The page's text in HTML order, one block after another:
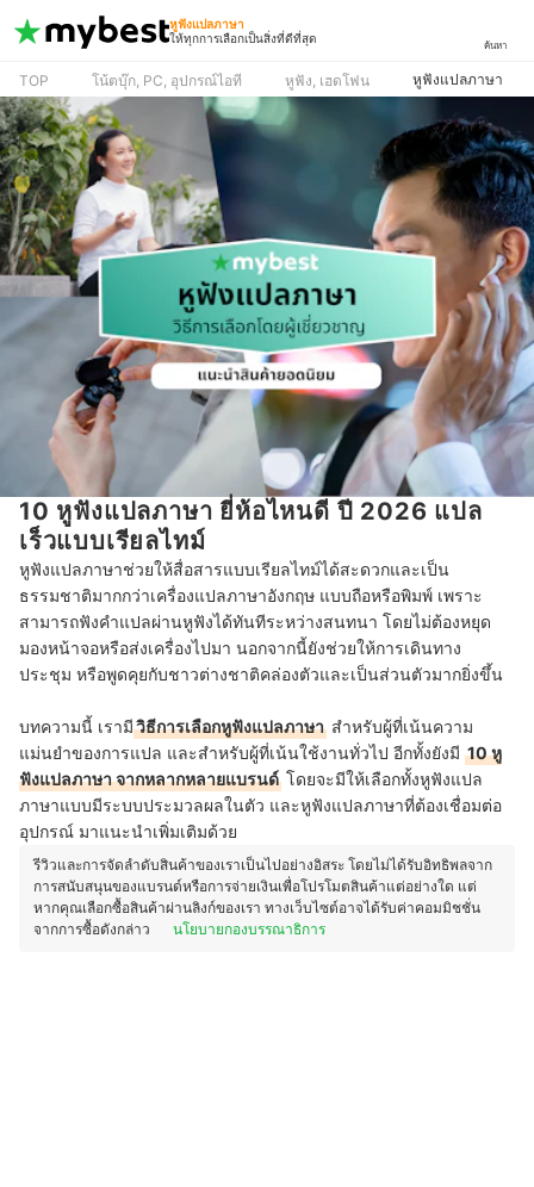
หูฟังแปลภาษา
ให้ทุกการเลือกเป็นสิ่งที่ดีที่สุด
ค้นหา
TOP โน้ตบุ๊ก, PC, อุปกรณ์ไอที หูฟัง, เฮดโฟน หูฟังแปลภาษา
10 หูฟังแปลภาษา ยี่ห้อไหนดี ปี 2026 แปล
เร็วแบบเรียลไทม์
หูฟังแปลภาษาช่วยให้สื่อสารแบบเรียลไทม์ได้สะดวกและเป็น
ธรรมชาติมากกว่าเครื่องแปลภาษาอังกฤษ แบบถือหรือพิมพ์ เพราะ
สามารถฟังคำแปลผ่านหูฟังได้ทันทีระหว่างสนทนา โดยไม่ต้องหยุด
มองหน้าจอหรือส่งเครื่องไปมา นอกจากนี้ยังช่วยให้การเดินทาง
ประชุม หรือพูดคุยกับชาวต่างชาติคล่องตัวและเป็นส่วนตัวมากยิ่งขึ้น
บทความนี้ เรามีวิธีการเลือกหูฟังแปลภาษา สำหรับผู้ที่เน้นความ
แม่นยำของการแปล และสำหรับผู้ที่เน้นใช้งานทั่วไป อีกทั้งยังมี 10 หู
ฟังแปลภาษา จากหลากหลายแบรนด์ โดยจะมีให้เลือกทั้งหูฟังแปล
ภาษาแบบมีระบบประมวลผลในตัว และหูฟังแปลภาษาที่ต้องเชื่อมต่อ
อุปกรณ์ มาแนะนำเพิ่มเติมด้วย
รีวิวและการจัดลำดับสินค้าของเราเป็นไปอย่างอิสระ โดยไม่ได้รับอิทธิพลจาก
การสนับสนุนของแบรนด์หรือการจ่ายเงินเพื่อโปรโมตสินค้าแต่อย่างใด แต่
หากคุณเลือกซื้อสินค้าผ่านลิงก์ของเรา ทางเว็บไซต์อาจได้รับค่าคอมมิชชั่น
จากการซื้อดังกล่าว
นโยบายกองบรรณาธิการ